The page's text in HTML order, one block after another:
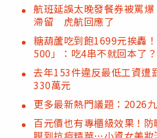
航班延誤太晚發餐券被罵
滯留 虎航回應了
糖葫蘆吃到飽1699元挨轟
500」：吃4串不就回本了？
去年153件違反最低工資
330萬元
更多最新熱門議題：2026
百元價也有專櫃級效果！